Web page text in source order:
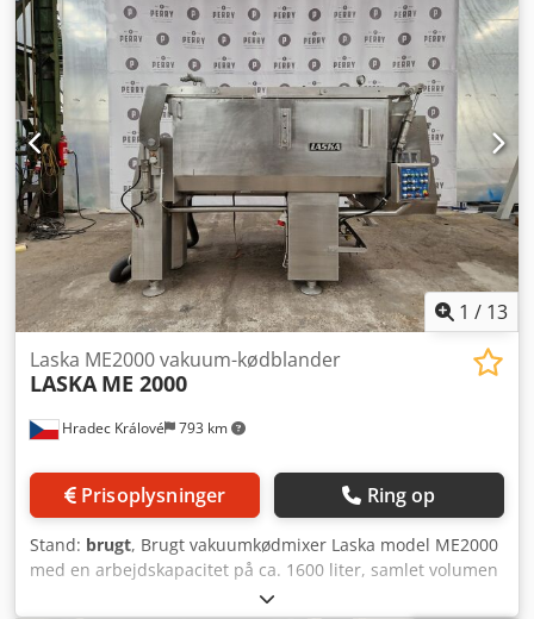
1 / 13
Hradec Králové 793 km
Laska ME2000 vakuum-kødblander
LASKA ME 2000
Prisoplysninger Ring op
Stand: brugt, Brugt vakuumkødmixer Laska model ME2000
med en arbejdskapacitet på ca. 1600 liter, samlet volumen
2000 liter. Rustfri blandekar med en længde på ca. 2000